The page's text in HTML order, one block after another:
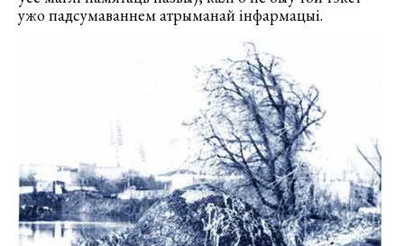
ужо падсумаваннем атрыманай інфармацыі.